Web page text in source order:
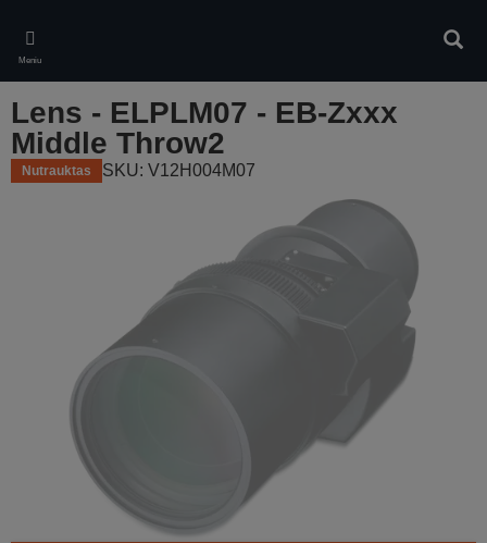
main
content
Meniu
Lens - ELPLM07 - EB-Zxxx
Middle Throw2
Nutrauktas SKU: V12H004M07